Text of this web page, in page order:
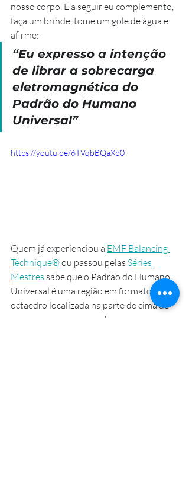
nosso corpo. E a seguir eu complemento,
faça um brinde, tome um gole de água e
afirme:
“Eu expresso a intenção
de librar a sobrecarga
eletromagnética do
Padrão do Humano
Universal”
https://youtu.be/6TVqbBQaXb0
Quem já experienciou a EMF Balancing
Technique® ou passou pelas Séries
Mestres sabe que o Padrão do Humano
Universal é uma região em formato de
octaedro localizada na parte de cima do
nosso corpo, que em sobrecarga gera